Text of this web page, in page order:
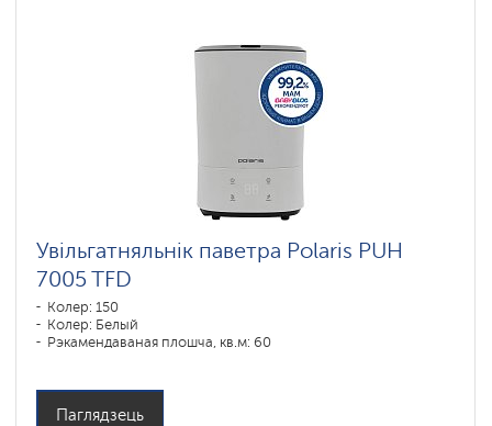
Увільгатняльнік паветра Polaris PUH
7005 TFD
Колер: 150
Колер: Белый
Рэкамендаваная плошча, кв.м: 60
Паглядзець